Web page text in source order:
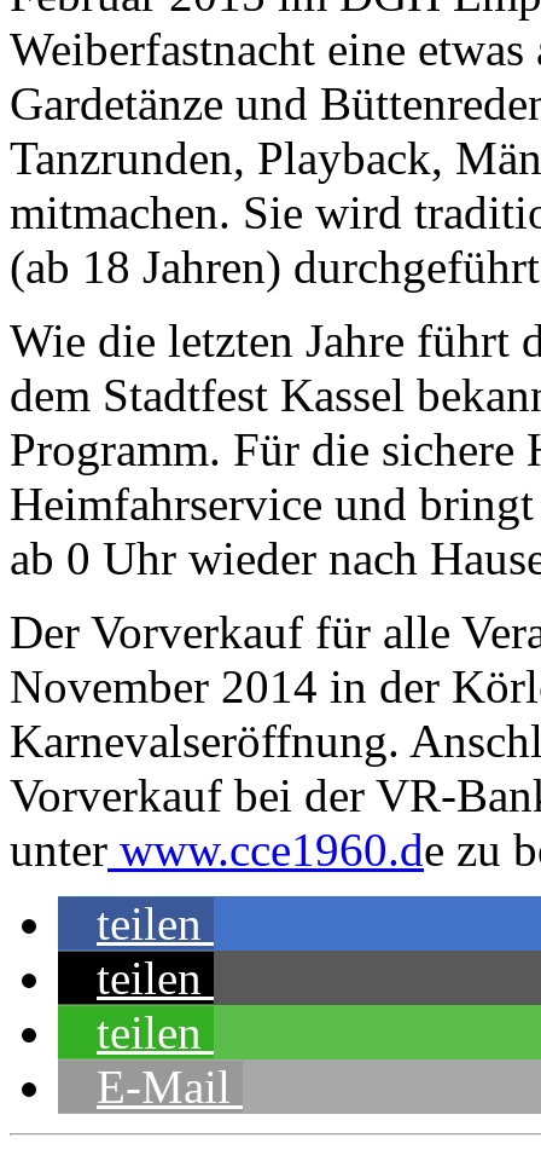
Weiberfastnacht eine
Gardetänze und
Tanzrunden, Playback,
mitmachen. Sie wird
(ab 18 Jahren)
Wie die letzten Jahre führt
dem Stadtfest Kassel
Programm. Für die sichere
Heimfahrservice und
ab 0 Uhr wieder nach
Der Vorverkauf für alle
November 2014 in der
Karnevalseröffnung.
Vorverkauf bei der VR-
unter www.cce1960.de zu
teilen
teilen
teilen
E-Mail